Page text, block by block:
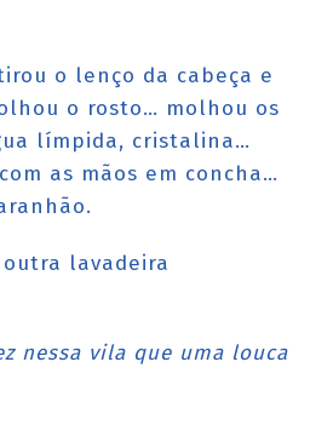
o lenço da cabeça e
o rosto… molhou os
límpida, cristalina…
as mãos em concha…
lavadeira
nessa vila que uma louca